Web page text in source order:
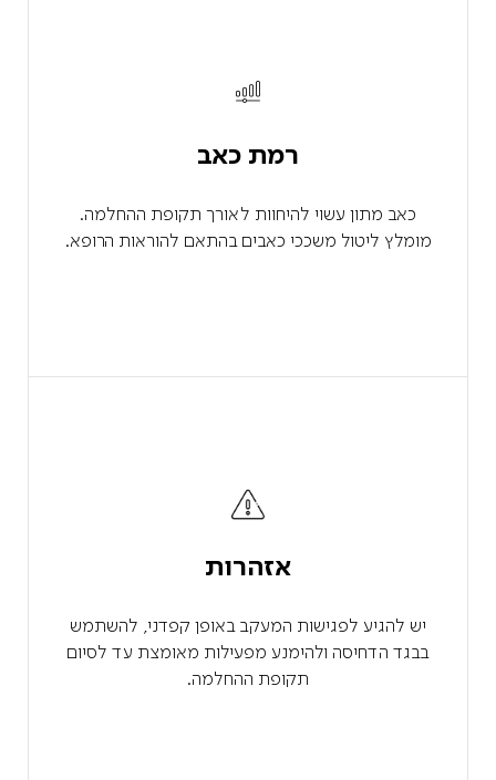
רמת כאב
כאב מתון עשוי להיחוות לאורך תקופת ההחלמה.
מומלץ ליטול משככי כאבים בהתאם להוראות הרופא.
אזהרות
יש להגיע לפגישות המעקב באופן קפדני, להשתמש
בבגד הדחיסה ולהימנע מפעילות מאומצת עד לסיום
תקופת ההחלמה.